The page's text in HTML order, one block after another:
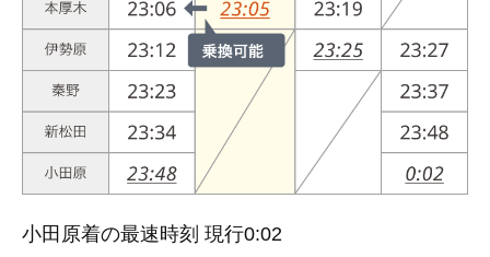
小田原着の最速時刻 現行0:02